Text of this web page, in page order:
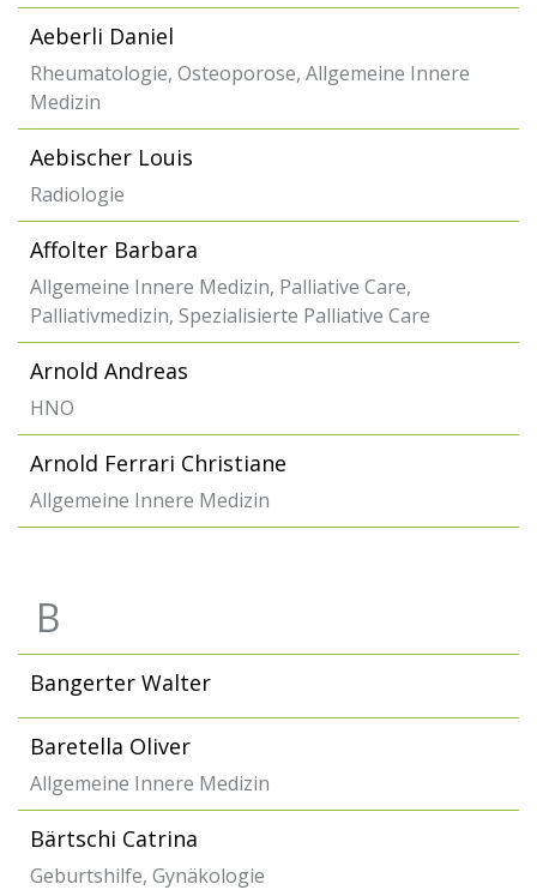
Aeberli Daniel
Rheumatologie, Osteoporose, Allgemeine Innere
Medizin
Aebischer Louis
Radiologie
Affolter Barbara
Allgemeine Innere Medizin, Palliative Care,
Palliativmedizin, Spezialisierte Palliative Care
Arnold Andreas
HNO
Arnold Ferrari Christiane
Allgemeine Innere Medizin
B
Bangerter Walter
Baretella Oliver
Allgemeine Innere Medizin
Bärtschi Catrina
Geburtshilfe, Gynäkologie